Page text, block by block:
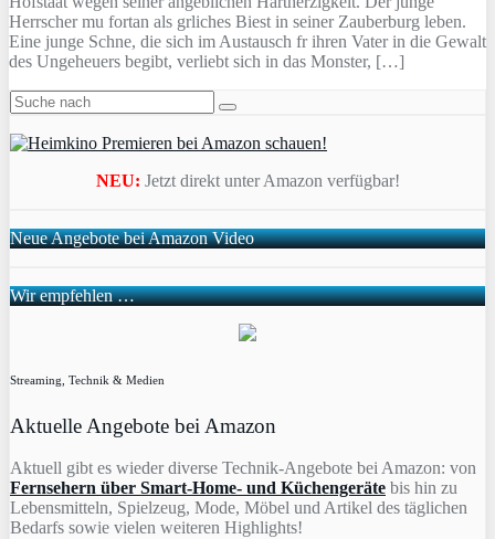
Herrscher mu fortan als grliches Biest in seiner Zauberburg leben.
Eine junge Schne, die sich im Austausch fr ihren Vater in die Gewalt
des Ungeheuers begibt, verliebt sich in das Monster, […]
NEU: Jetzt direkt unter Amazon verfügbar!
Neue Angebote bei Amazon Video
Wir empfehlen …
Streaming, Technik & Medien
Aktuelle Angebote bei Amazon
Aktuell gibt es wieder diverse Technik-Angebote bei Amazon: von
Fernsehern über Smart-Home- und Küchengeräte bis hin zu
Lebensmitteln, Spielzeug, Mode, Möbel und Artikel des täglichen
Bedarfs sowie vielen weiteren Highlights!